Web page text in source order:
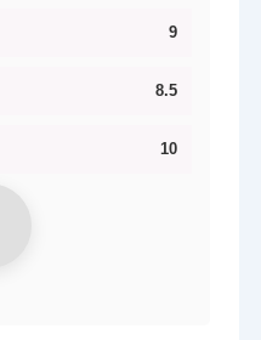
9
8.5
10